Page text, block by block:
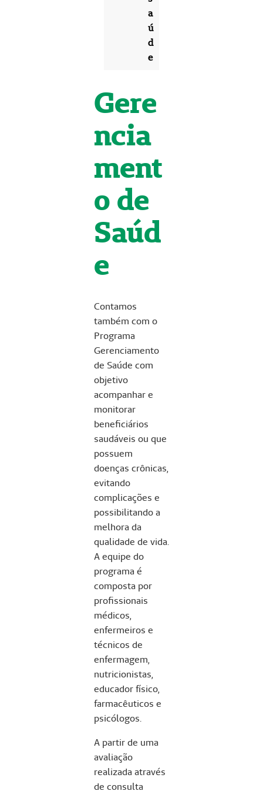
a
ú
d
e
Gere
ncia
ment
o de
Saúd
e
Contamos
também com o
Programa
Gerenciamento
de Saúde com
objetivo
acompanhar e
monitorar
beneficiários
saudáveis ou que
possuem
doenças crônicas,
evitando
complicações e
possibilitando a
melhora da
qualidade de vida.
A equipe do
programa é
composta por
profissionais
médicos,
enfermeiros e
técnicos de
enfermagem,
nutricionistas,
educador físico,
farmacêuticos e
psicólogos.
A partir de uma
avaliação
realizada através
de consulta